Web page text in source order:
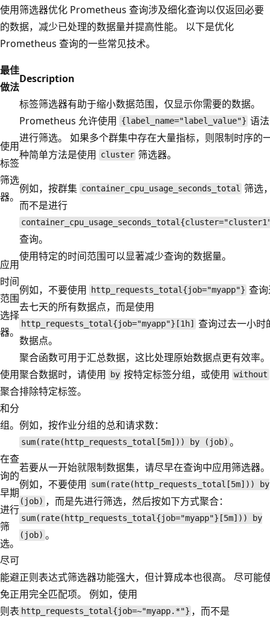
使用筛选器优化 Prometheus 查询涉及细化查询以仅返回必要
的数据，减少已处理的数据量并提高性能。 以下是优化
Prometheus 查询的一些常见技术。
最佳
做法
Description
使用
标签
筛选
器。
标签筛选器有助于缩小数据范围，仅显示你需要的数据。
Prometheus 允许使用 {label_name="label_value"} 语法
进行筛选。 如果多个群集中存在大量指标，则限制时序的
种简单方法是使用 cluster 筛选器。
例如，按群集 container_cpu_usage_seconds_total 筛选
而不是进行
查询。
应用
时间
范围
选择
器。
使用特定的时间范围可以显著减少查询的数据量。
例如，不要使用 http_requests_total{job="myapp"} 查
去七天的所有数据点，而是使用
http_requests_total{job="myapp"}[1h]
查询过去一小时
数据点。
使用
聚合
和分
组。
聚合函数可用于汇总数据，这比处理原始数据点更有效率。
聚合数据时，请使用
by 按特定标签分组，或使用 without
排除特定标签。
例如，按作业分组的总和请求数：
sum(rate(http_requests_total[5m])) by (job) 。
在查
询的
早期
进行
筛
选。
若要从一开始就限制数据集，请尽早在查询中应用筛选器。
例如，不要使用 sum(rate(http_requests_total[5m])) by
(job) ，而是先进行筛选，然后按如下方式聚合：
sum(rate(http_requests_total{job="myapp"}[5m])) by
(job) 。
尽可
能避
免正
则表
正则表达式筛选器功能强大，但计算成本也很高。 尽可能
用完全匹配项。 例如，使用
http_requests_total{job=~"myapp.*"} ，而不是